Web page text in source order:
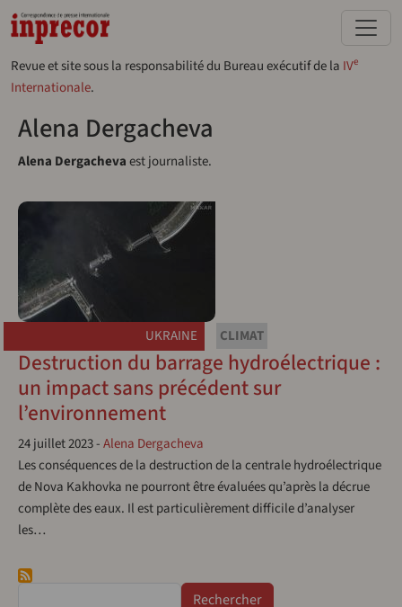
Aller au contenu principal
Revue et site sous la responsabilité du Bureau exécutif de la IVe
Internationale.
Alena Dergacheva
Alena Dergachevaest journaliste.
UKRAINE CLIMAT
Destruction du barrage hydroélectrique :
un impact sans précédent sur
l’environnement
24 juillet 2023-Alena Dergacheva
Les conséquences de la destruction de la centrale hydroélectrique
de Nova Kakhovka ne pourront être évaluées qu’après la décrue
complète des eaux. Il est particulièrement difficile d’analyser
les…